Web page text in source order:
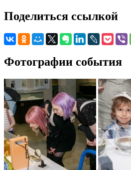
Поделиться ссылкой
Фотографии события